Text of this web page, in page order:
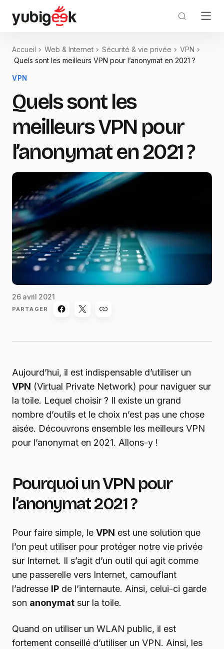
Accueil Web & Internet Sécurité & vie privée
VPN
Quels sont les meilleurs VPN pour l’anonymat en 2021 ?
VPN
Quels sont les
meilleurs VPN pour
l’anonymat en 2021 ?
26 avril 2021
PARTAGER
Aujourd’hui, il est indispensable d’utiliser un
VPN (Virtual Private Network) pour naviguer sur
la toile. Lequel choisir ? Il existe un grand
nombre d’outils et le choix n’est pas une chose
aisée. Découvrons ensemble les meilleurs VPN
pour l’anonymat en 2021. Allons-y !
Pourquoi un VPN pour
l’anonymat 2021 ?
Pour faire simple, le VPN est une solution que
l’on peut utiliser pour protéger notre vie privée
sur Internet. Il s’agit d’un outil qui agit comme
une passerelle vers Internet, camouflant
l’adresse IP de l’internaute. Ainsi, celui-ci garde
son anonymat sur la toile.
Quand on utiliser un WLAN public, il est
fortement conseillé d’utiliser un VPN. Ainsi, les